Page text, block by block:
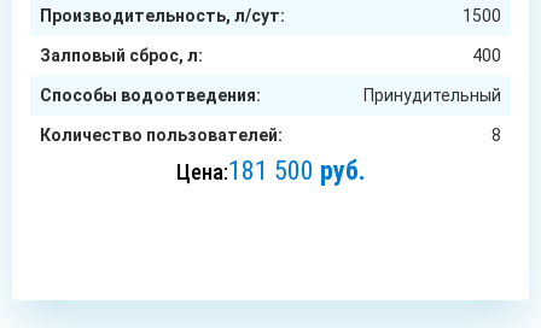
Производительность, л/сут: 1500
Залповый сброс, л: 400
Способы водоотведения: Принудительный
Количество пользователей: 8
Цена:181 500 руб.